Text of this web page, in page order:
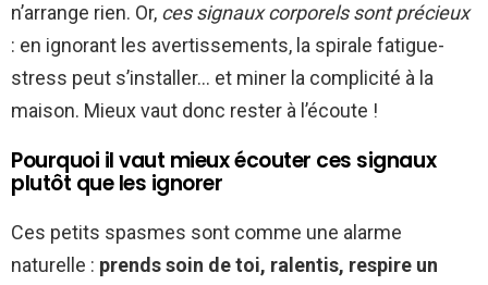
n’arrange rien. Or, ces signaux corporels sont précieux
: en ignorant les avertissements, la spirale fatigue-
stress peut s’installer… et miner la complicité à la
maison. Mieux vaut donc rester à l’écoute !
Pourquoi il vaut mieux écouter ces signaux
plutôt que les ignorer
Ces petits spasmes sont comme une alarme
naturelle : prends soin de toi, ralentis, respire un